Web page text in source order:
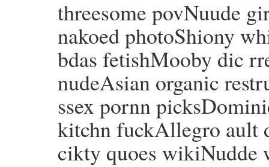
threesome povNuude
nakoed photoShiony
bdas fetishMooby dic
nudeAsian organic
ssex pornn
kitchn fuckAllegro ault
cikty quoes wikiNudde